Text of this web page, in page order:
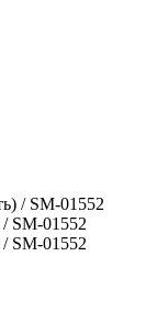
/ SM-01552
/ SM-01552